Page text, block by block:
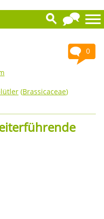
0
(Brassicaceae)